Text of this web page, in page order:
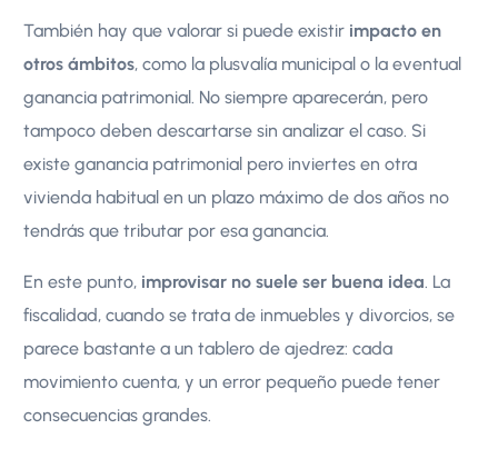
También hay que valorar si puede existir impacto en
otros ámbitos, como la plusvalía municipal o la eventual
ganancia patrimonial. No siempre aparecerán, pero
tampoco deben descartarse sin analizar el caso. Si
existe ganancia patrimonial pero inviertes en otra
vivienda habitual en un plazo máximo de dos años no
tendrás que tributar por esa ganancia.
En este punto, improvisar no suele ser buena idea. La
fiscalidad, cuando se trata de inmuebles y divorcios, se
parece bastante a un tablero de ajedrez: cada
movimiento cuenta, y un error pequeño puede tener
consecuencias grandes.